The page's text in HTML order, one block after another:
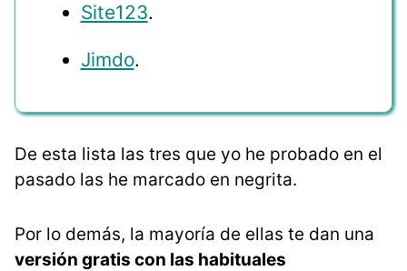
Site123.
Jimdo.
De esta lista las tres que yo he probado en el
pasado las he marcado en negrita.
Por lo demás, la mayoría de ellas te dan una
versión gratis con las habituales